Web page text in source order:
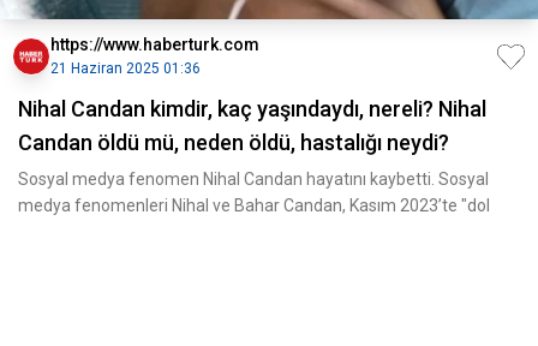
https://www.haberturk.com
21 Haziran 2025 01:36
Nihal Candan kimdir, kaç yaşındaydı, nereli? Nihal
Candan öldü mü, neden öldü, hastalığı neydi?
Sosyal medya fenomen Nihal Candan hayatını kaybetti. Sosyal
medya fenomenleri Nihal ve Bahar Candan, Kasım 2023’te "dol